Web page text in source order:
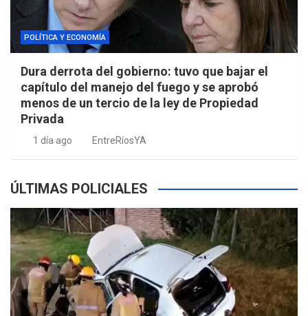
POLÍTICA Y ECONOMÍA
Dura derrota del gobierno: tuvo que bajar el
capítulo del manejo del fuego y se aprobó
menos de un tercio de la ley de Propiedad
Privada
1 día ago EntreRíosYA
ÚLTIMAS POLICIALES